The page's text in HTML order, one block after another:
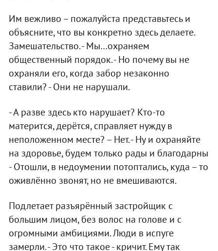
Им вежливо – пожалуйста представьтесь и
объясните, что вы конкретно здесь делаете.
Замешательство. - Мы…охраняем
общественный порядок. - Но почему вы не
охраняли его, когда забор незаконно
ставили? - Они не нарушали.
- А разве здесь кто нарушает? Кто-то
матерится, дерётся, справляет нужду в
неположенном месте? – Нет. - Ну и охраняйте
на здоровье, будем только рады и благодарны
- Отошли, в недоумении потоптались, куда – то
оживлённо звонят, но не вмешиваются.
Подлетает разъярённый застройщик с
большим лицом, без волос на голове и с
огромными амбициями. Люди в испуге
замерли. - Это что такое - кричит. Ему так